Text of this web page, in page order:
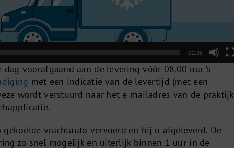
02:38
voorafgaand aan de levering vóór 08.00 uur ’s
met een indicatie van de levertijd (met een
wordt verstuurd naar het e-mailadres van de praktijk
gekoelde vrachtauto vervoerd en bij u afgeleverd. De
zo snel mogelijk en uiterlijk binnen 1 uur in de